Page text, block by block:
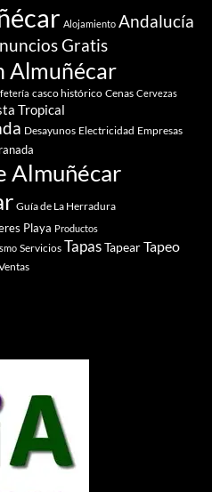
Alojamiento Andalucía
Gratis
Almuñécar
casco histórico Cenas Cervezas
Tropical
Desayunos Electricidad Empresas
Almuñécar
Guía de La Herradura
Playa Productos
Servicios TapasTapearTapeo